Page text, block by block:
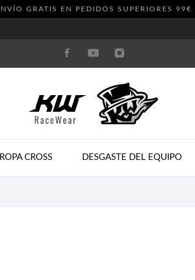
GRATIS EN PEDIDOS SUPERIORES 99€
CROSS DESGASTE DEL EQUIPO